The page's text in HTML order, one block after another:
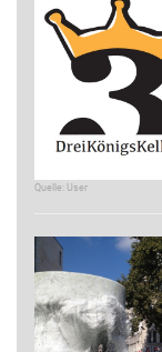
Quelle: User